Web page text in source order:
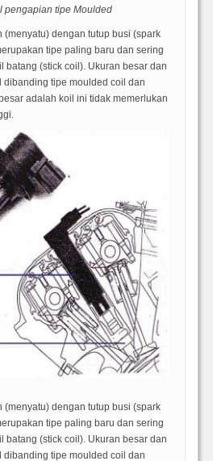
pengapian tipe Moulded
(menyatu) dengan tutup busi (spark
tipe paling baru dan sering
batang (stick coil). Ukuran besar dan
dibanding tipe moulded coil dan
adalah koil ini tidak memerlukan
(menyatu) dengan tutup busi (spark
tipe paling baru dan sering
batang (stick coil). Ukuran besar dan
dibanding tipe moulded coil dan